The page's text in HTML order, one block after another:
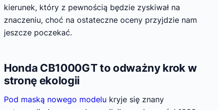
kierunek, który z pewnością będzie zyskiwał na
znaczeniu, choć na ostateczne oceny przyjdzie nam
jeszcze poczekać.
Honda CB1000GT to odważny krok w
stronę ekologii
Pod maską nowego modelu kryje się znany